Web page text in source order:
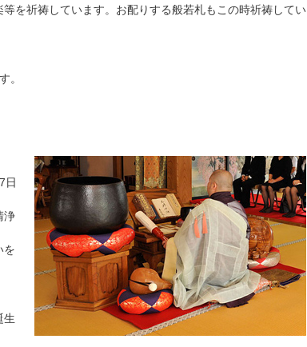
を祈祷しています。お配りする般若札もこの時祈祷してい
。
日
浄
を
生